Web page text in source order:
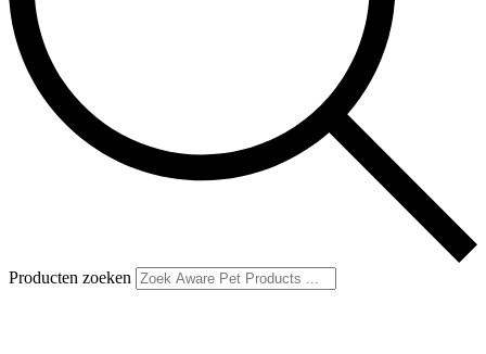
Producten zoeken